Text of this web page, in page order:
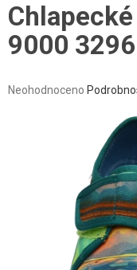
9000
Průměrné
Neohodnoceno